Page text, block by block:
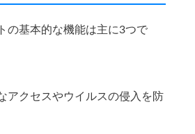
の基本的な機能は主に3つで
アクセスやウイルスの侵入を防